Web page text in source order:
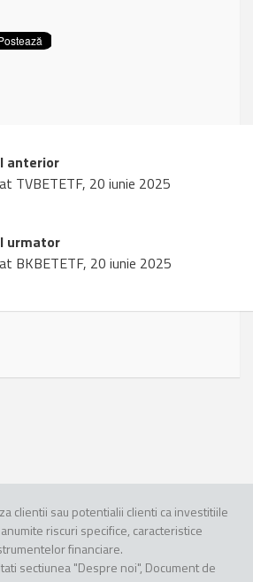
anterior
TVBETETF, 20 iunie 2025
urmator
BKBETETF, 20 iunie 2025
clientii sau potentialii clienti ca investitiile
riscuri specifice, caracteristice
financiare.
sectiunea "Despre noi", Document de